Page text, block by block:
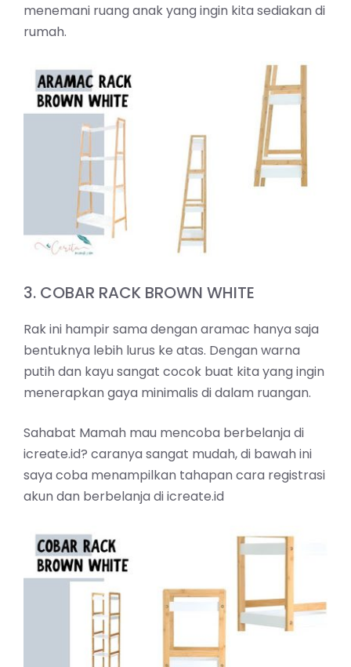
menemani ruang anak yang ingin kita sediakan di
rumah.
3. COBAR RACK BROWN WHITE
Rak ini hampir sama dengan aramac hanya saja
bentuknya lebih lurus ke atas. Dengan warna
putih dan kayu sangat cocok buat kita yang ingin
menerapkan gaya minimalis di dalam ruangan.
Sahabat Mamah mau mencoba berbelanja di
icreate.id? caranya sangat mudah, di bawah ini
saya coba menampilkan tahapan cara registrasi
akun dan berbelanja di icreate.id